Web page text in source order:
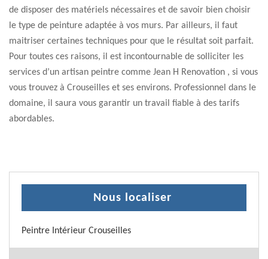
de disposer des matériels nécessaires et de savoir bien choisir
le type de peinture adaptée à vos murs. Par ailleurs, il faut
maitriser certaines techniques pour que le résultat soit parfait.
Pour toutes ces raisons, il est incontournable de solliciter les
services d’un artisan peintre comme Jean H Renovation , si vous
vous trouvez à Crouseilles et ses environs. Professionnel dans le
domaine, il saura vous garantir un travail fiable à des tarifs
abordables.
Nous localiser
Peintre Intérieur Crouseilles